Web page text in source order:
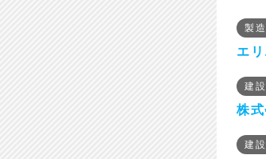
製
エ
建
株
建